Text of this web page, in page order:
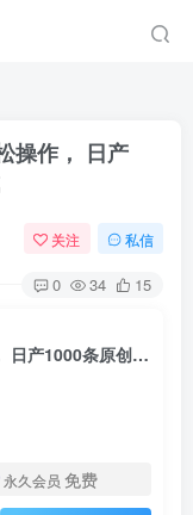
操作， 日产
关注 私信
0 34 15
2024年体育赛道视频号，新手轻松操作， 日产1000条原创视频,多账号多撸分成
永久会员 免费